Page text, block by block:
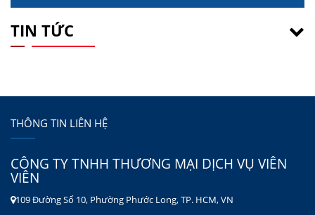
TIN TỨC
THÔNG TIN LIÊN HỆ
CÔNG TY TNHH THƯƠNG MẠI DỊCH VỤ VIÊN
VIÊN
109 Đường Số 10, Phường Phước Long, TP. HCM, VN